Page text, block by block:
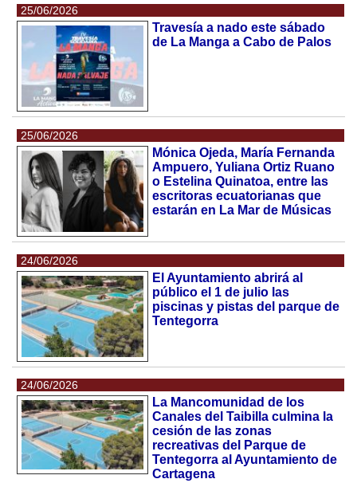
25/06/2026
Travesía a nado este sábado
de La Manga a Cabo de Palos
25/06/2026
Mónica Ojeda, María Fernanda
Ampuero, Yuliana Ortiz Ruano
o Estelina Quinatoa, entre las
escritoras ecuatorianas que
estarán en La Mar de Músicas
24/06/2026
El Ayuntamiento abrirá al
público el 1 de julio las
piscinas y pistas del parque de
Tentegorra
24/06/2026
La Mancomunidad de los
Canales del Taibilla culmina la
cesión de las zonas
recreativas del Parque de
Tentegorra al Ayuntamiento de
Cartagena